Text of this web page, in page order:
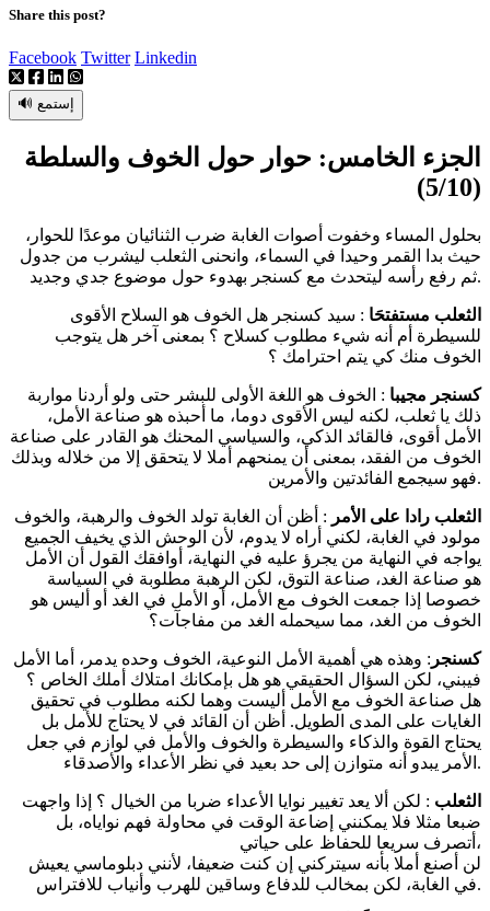
Share this post?
Facebook Twitter Linkedin
🔊 إستمع
الجزء الخامس: حوار حول الخوف والسلطة
(5/10)
بحلول المساء وخفوت أصوات الغابة ضرب الثنائيان موعدًا للحوار،
حيث بدا القمر وحيدا في السماء، وانحنى الثعلب ليشرب من جدول
ثم رفع رأسه ليتحدث مع كسنجر بهدوء حول موضوع جدي وجديد.
الثعلب مستفتحَا : سيد كسنجر هل الخوف هو السلاح الأقوى
للسيطرة أم أنه شيء مطلوب كسلاح ؟ بمعنى آخر هل يتوجب
الخوف منك كي يتم احترامك ؟
كسنجر مجيبا : الخوف هو اللغة الأولى للبشر حتى ولو أردنا مواربة
ذلك يا ثعلب، لكنه ليس الأقوى دوما، ما أحبذه هو صناعة الأمل،
الأمل أقوى، فالقائد الذكي، والسياسي المحنك هو القادر على صناعة
الخوف من الفقد، بمعنى أن يمنحهم أملا لا يتحقق إلا من خلاله وبذلك
فهو سيجمع الفائدتين والأمرين.
الثعلب رادا على الأمر : أظن أن الغابة تولد الخوف والرهبة، والخوف
مولود في الغابة، لكني أراه لا يدوم، لأن الوحش الذي يخيف الجميع
يواجه في النهاية من يجرؤ عليه في النهاية، أوافقك القول أن الأمل
هو صناعة الغد، صناعة التوق، لكن الرهبة مطلوبة في السياسة
خصوصا إذا جمعت الخوف مع الأمل، أو الأمل في الغد أو أليس هو
الخوف من الغد، مما سيحمله الغد من مفاجآت؟
كسنجر : وهذه هي أهمية الأمل النوعية، الخوف وحده يدمر، أما الأمل
فيبني، لكن السؤال الحقيقي هو هل بإمكانك امتلاك أملك الخاص ؟
هل صناعة الخوف مع الأمل أليست وهما لكنه مطلوب في تحقيق
الغايات على المدى الطويل. أظن أن القائد في لا يحتاج للأمل بل
يحتاج القوة والذكاء والسيطرة والخوف والأمل في لوازم في جعل
الأمر يبدو أنه متوازن إلى حد بعيد في نظر الأعداء والأصدقاء.
الثعلب : لكن ألا يعد تغيير نوايا الأعداء ضربا من الخيال ؟ إذا واجهت
ضبعا مثلا فلا يمكنني إضاعة الوقت في محاولة فهم نواياه، بل
أتصرف سريعا للحفاظ على حياتي،
لن أصنع أملا بأنه سيتركني إن كنت ضعيفا، لأنني دبلوماسي يعيش
في الغابة، لكن بمخالب للدفاع وساقين للهرب وأنياب للافتراس.